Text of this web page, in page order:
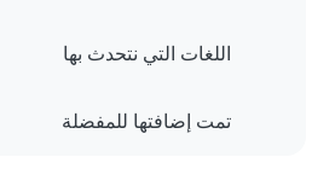
اللغات التي نتحدث بها
تمت إضافتها للمفضلة